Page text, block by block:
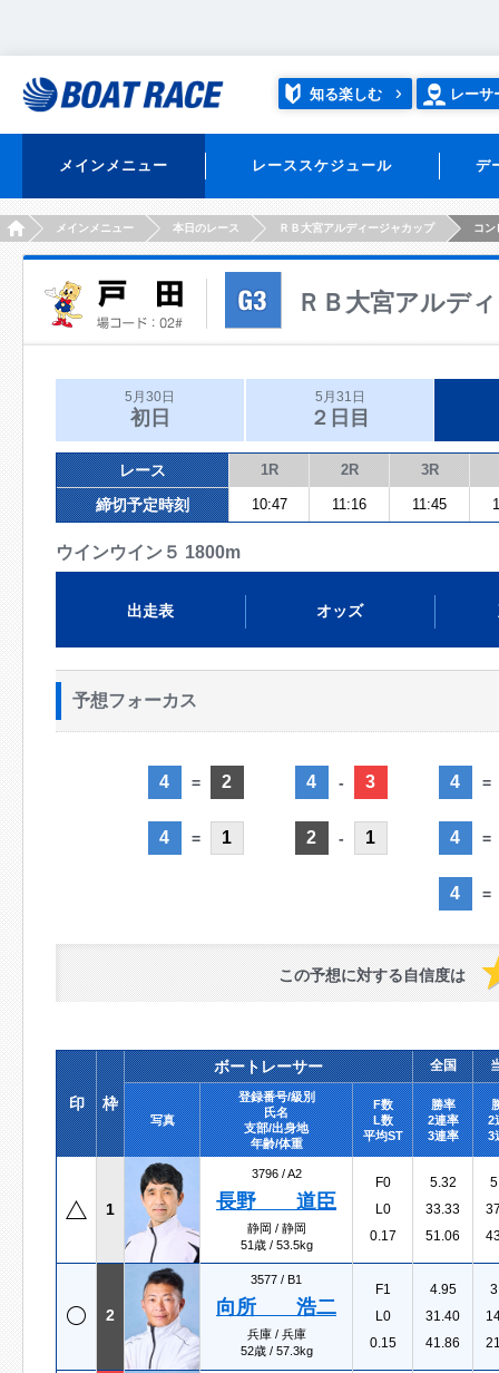
知る楽しむ レーサ
メインメニュー レーススケジュール デ
HOMEメインメニュー 本日のレース ＲＢ大宮アルディージャカップ コン
ＲＢ大宮アルデ
5月30日
初日
5月31日
２日目
レース 1R 2R 3R
締切予定時刻 10:47 11:16 11:45
ウインウイン５ 1800m
出走表 オッズ
予想フォーカス
4 = 2
4 = 1
4 - 3
2 - 1
4 =
4 =
4 =
この予想に対する自信度は
印 枠
ボートレーサー 全国
写真
登録番号/級別
氏名
支部/出身地
年齢/体重
F数
L数
平均ST
勝率
2連率
3連率
2
3
1
3796 /A2
長野 道臣
静岡 / 静岡
51歳 / 53.5kg
F0
L0
0.17
5.32
33.33
51.06
2
3577 / B1
向所 浩二
兵庫 / 兵庫
52歳 / 57.3kg
F1
L0
0.15
4.95
31.40
41.86